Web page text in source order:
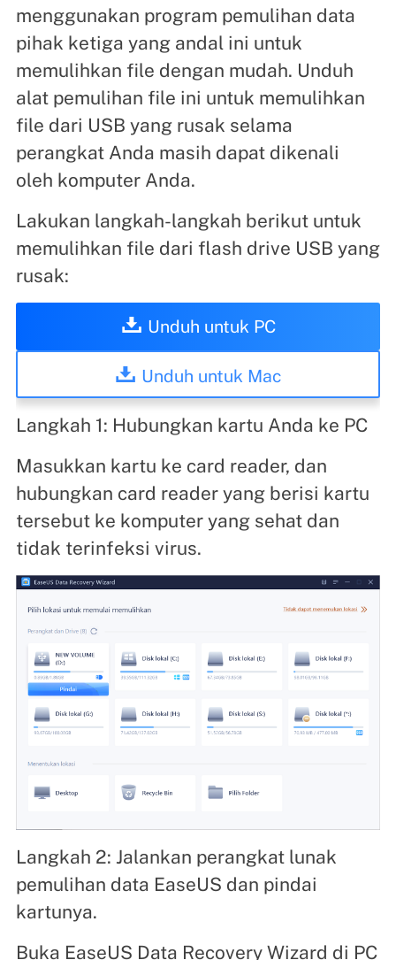
menggunakan program pemulihan data
pihak ketiga yang andal ini untuk
memulihkan file dengan mudah. Unduh
alat pemulihan file ini untuk memulihkan
file dari USB yang rusak selama
perangkat Anda masih dapat dikenali
oleh komputer Anda.
Lakukan langkah-langkah berikut untuk
memulihkan file dari flash drive USB yang
rusak:
Unduh untuk PC
Unduh untuk Mac
Langkah 1: Hubungkan kartu Anda ke PC
Masukkan kartu ke card reader, dan
hubungkan card reader yang berisi kartu
tersebut ke komputer yang sehat dan
tidak terinfeksi virus.
Langkah 2: Jalankan perangkat lunak
pemulihan data EaseUS dan pindai
kartunya.
Buka EaseUS Data Recovery Wizard di PC